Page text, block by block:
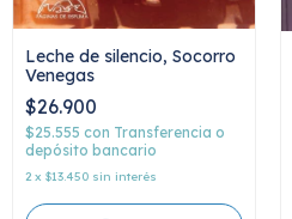
Leche de silencio, Socorro
Venegas
$26.900
$25.555 con Transferencia o
depósito bancario
2 x $13.450 sin interés